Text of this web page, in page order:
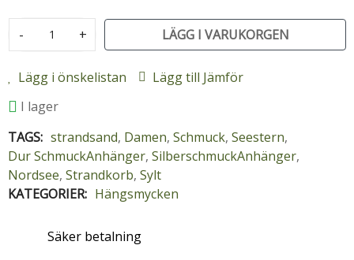
- + LÄGG I VARUKORGEN
Lägg i önskelistan
Lägg till Jämför
I lager
TAGS: strandsand, Damen, Schmuck, Seestern,
Dur SchmuckAnhänger, SilberschmuckAnhänger,
Nordsee, Strandkorb, Sylt
KATEGORIER: Hängsmycken
Säker betalning